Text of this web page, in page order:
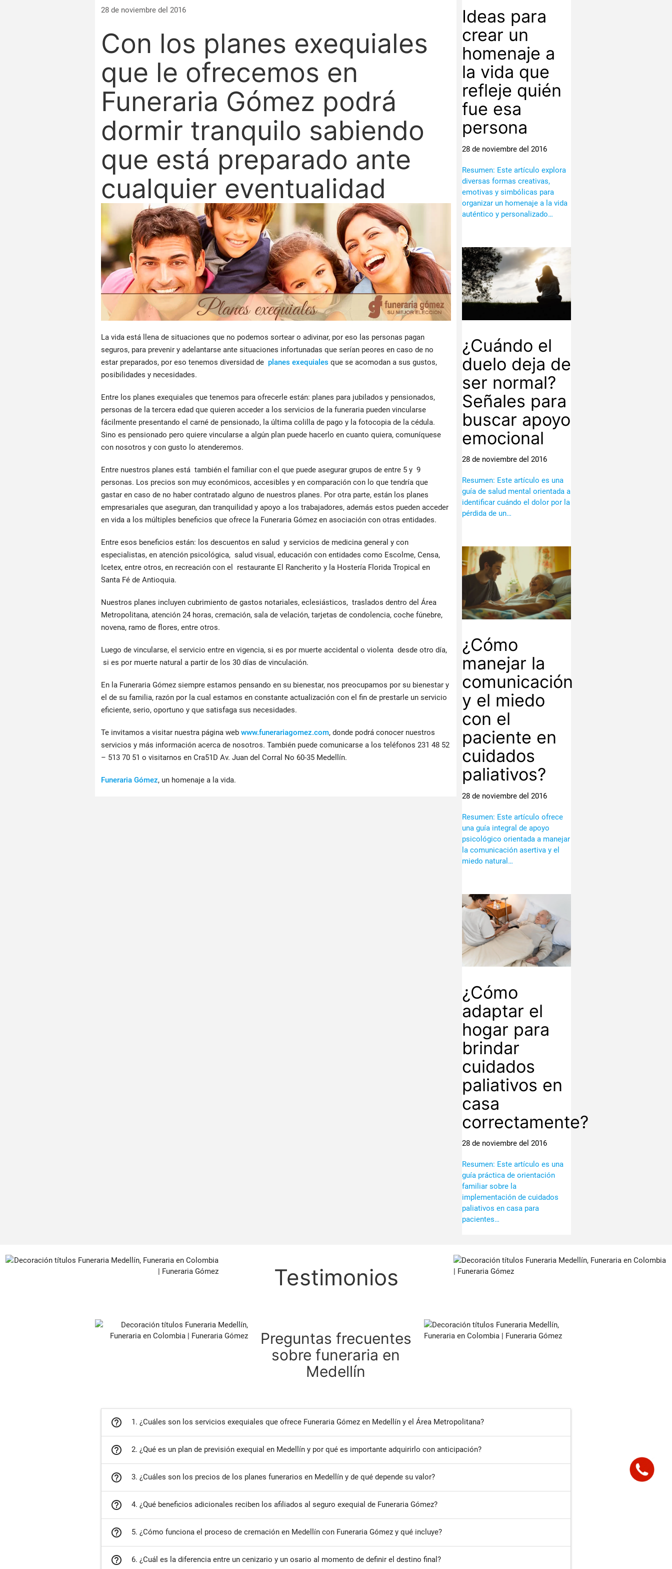
28 de noviembre del 2016
Con los planes exequiales
que le ofrecemos en
Funeraria Gómez podrá
dormir tranquilo sabiendo
que está preparado ante
cualquier eventualidad
La vida está llena de situaciones que no podemos sortear o adivinar, por eso las personas pagan
seguros, para prevenir y adelantarse ante situaciones infortunadas que serían peores en caso de no
estar preparados, por eso tenemos diversidad de planes exequiales que se acomodan a sus gustos,
posibilidades y necesidades.
Entre los planes exequiales que tenemos para ofrecerle están: planes para jubilados y pensionados,
personas de la tercera edad que quieren acceder a los servicios de la funeraria pueden vincularse
fácilmente presentando el carné de pensionado, la última colilla de pago y la fotocopia de la cédula.
Sino es pensionado pero quiere vincularse a algún plan puede hacerlo en cuanto quiera, comuníquese
con nosotros y con gusto lo atenderemos.
Entre nuestros planes está también el familiar con el que puede asegurar grupos de entre 5 y 9
personas. Los precios son muy económicos, accesibles y en comparación con lo que tendría que
gastar en caso de no haber contratado alguno de nuestros planes. Por otra parte, están los planes
empresariales que aseguran, dan tranquilidad y apoyo a los trabajadores, además estos pueden acceder
en vida a los múltiples beneficios que ofrece la Funeraria Gómez en asociación con otras entidades.
Entre esos beneficios están: los descuentos en salud y servicios de medicina general y con
especialistas, en atención psicológica, salud visual, educación con entidades como Escolme, Censa,
Icetex, entre otros, en recreación con el restaurante El Rancherito y la Hostería Florida Tropical en
Santa Fé de Antioquia.
Nuestros planes incluyen cubrimiento de gastos notariales, eclesiásticos, traslados dentro del Área
Metropolitana, atención 24 horas, cremación, sala de velación, tarjetas de condolencia, coche fúnebre,
novena, ramo de flores, entre otros.
Luego de vincularse, el servicio entre en vigencia, si es por muerte accidental o violenta desde otro día,
si es por muerte natural a partir de los 30 días de vinculación.
En la Funeraria Gómez siempre estamos pensando en su bienestar, nos preocupamos por su bienestar y
el de su familia, razón por la cual estamos en constante actualización con el fin de prestarle un servicio
eficiente, serio, oportuno y que satisfaga sus necesidades.
Te invitamos a visitar nuestra página web www.funerariagomez.com, donde podrá conocer nuestros
servicios y más información acerca de nosotros. También puede comunicarse a los teléfonos 231 48 52
– 513 70 51 o visitarnos en Cra51D Av. Juan del Corral No 60-35 Medellín.
Funeraria Gómez, un homenaje a la vida.
Ideas para
crear un
homenaje a
la vida que
refleje quién
fue esa
persona
28 de noviembre del 2016
Resumen: Este artículo explora
diversas formas creativas,
emotivas y simbólicas para
organizar un homenaje a la vida
auténtico y personalizado…
¿Cuándo el
duelo deja de
ser normal?
Señales para
buscar apoyo
emocional
28 de noviembre del 2016
Resumen: Este artículo es una
guía de salud mental orientada a
identificar cuándo el dolor por la
pérdida de un…
¿Cómo
manejar la
comunicación
y el miedo
con el
paciente en
cuidados
paliativos?
28 de noviembre del 2016
Resumen: Este artículo ofrece
una guía integral de apoyo
psicológico orientada a manejar
la comunicación asertiva y el
miedo natural…
¿Cómo
adaptar el
hogar para
brindar
cuidados
paliativos en
casa
correctamente?
28 de noviembre del 2016
Resumen: Este artículo es una
guía práctica de orientación
familiar sobre la
implementación de cuidados
paliativos en casa para
pacientes…
Testimonios
Preguntas frecuentes
sobre funeraria en
Medellín
help_outline 1. ¿Cuáles son los servicios exequiales que ofrece Funeraria Gómez en Medellín y el Área Metropolitana?
help_outline 2. ¿Qué es un plan de previsión exequial en Medellín y por qué es importante adquirirlo con anticipación?
help_outline 3. ¿Cuáles son los precios de los planes funerarios en Medellín y de qué depende su valor?
help_outline 4. ¿Qué beneficios adicionales reciben los afiliados al seguro exequial de Funeraria Gómez?
help_outline 5. ¿Cómo funciona el proceso de cremación en Medellín con Funeraria Gómez y qué incluye?
help_outline 6. ¿Cuál es la diferencia entre un cenizario y un osario al momento de definir el destino final?